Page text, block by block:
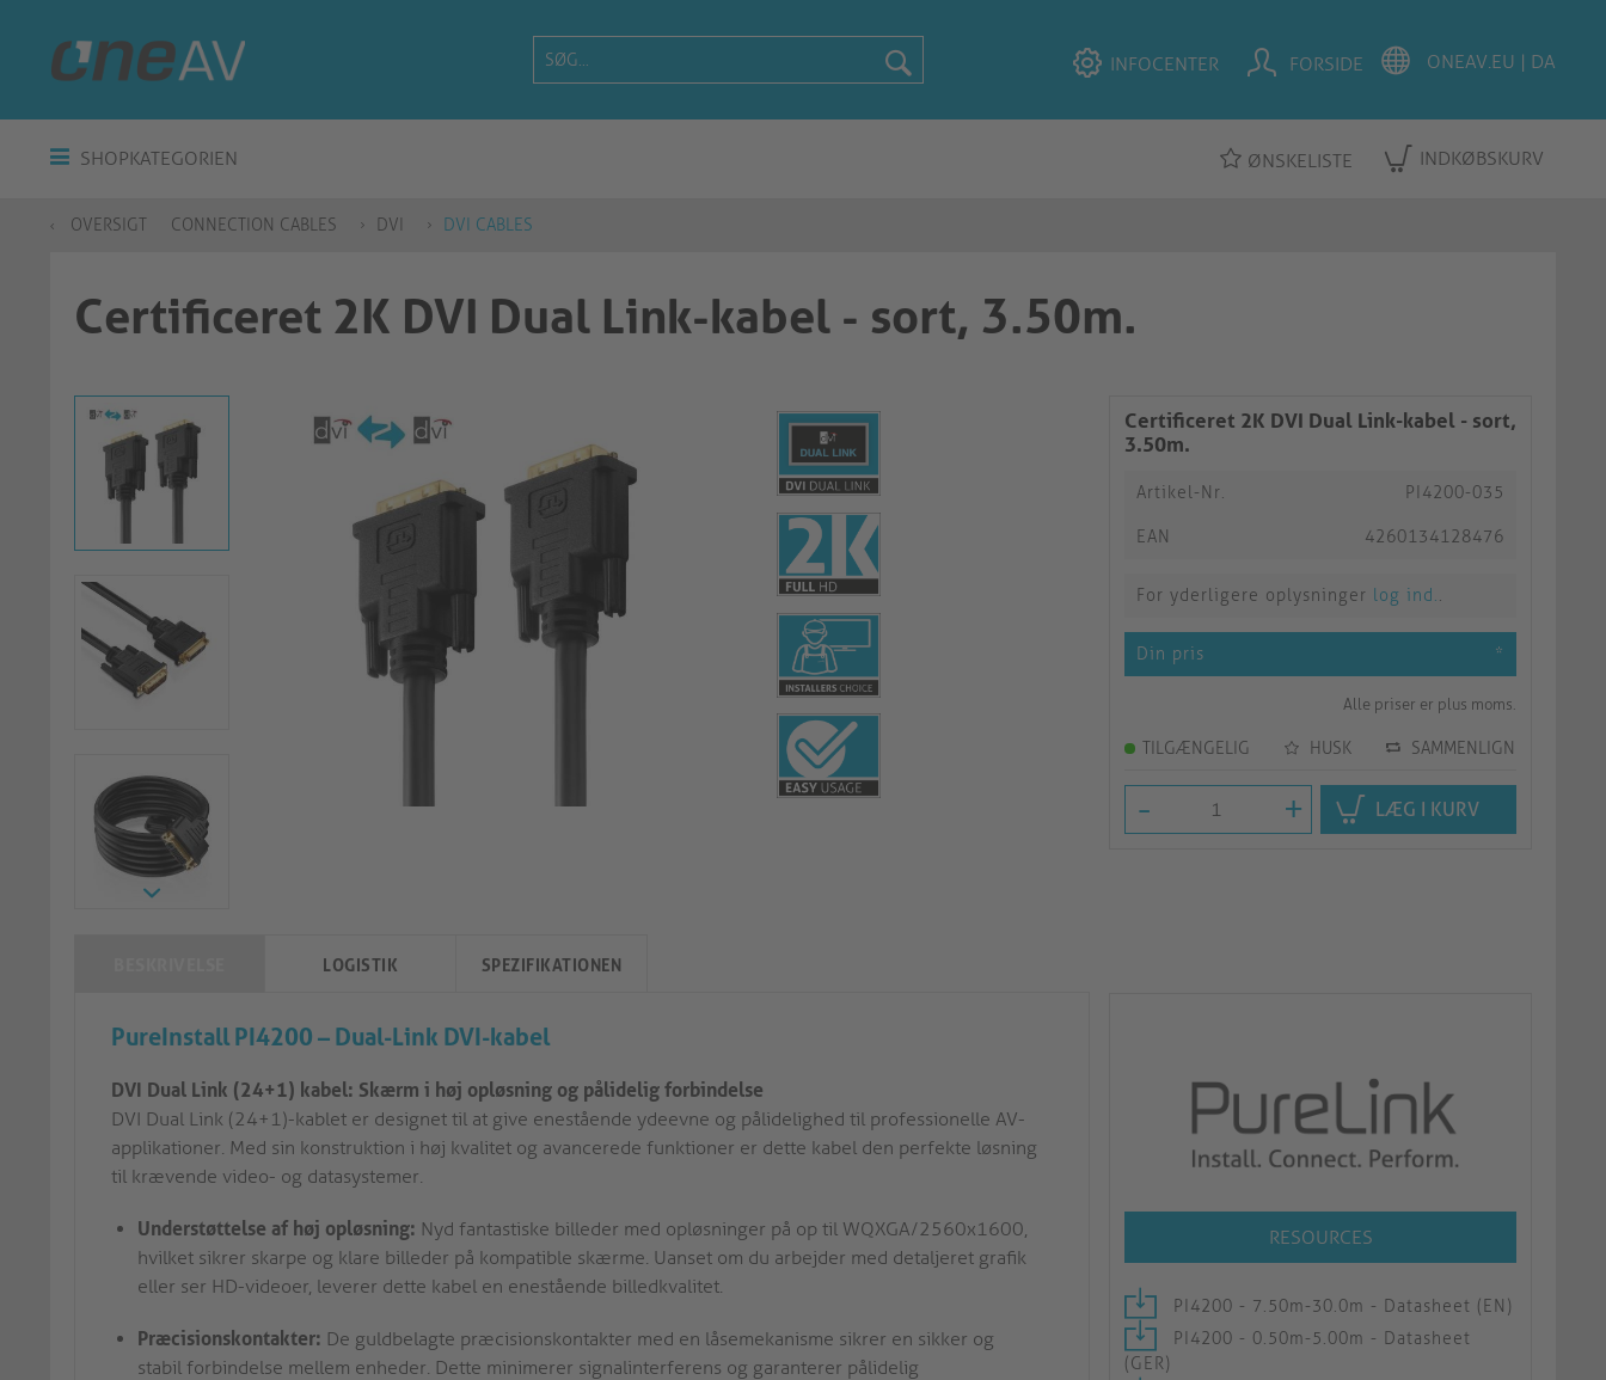
INFOCENTER FORSIDE
SHOPKATEGORIEN ØNSKELISTE INDKØBSKURV
OVERSIGT CONNECTION CABLES DVI DVI CABLES
Certificeret 2K DVI Dual Link-kabel - sort, 3.50m.
Certificeret 2K DVI Dual Link-kabel - sort,
3.50m.
Artikel-Nr. PI4200-035
EAN 4260134128476
For yderligere oplysninger log ind..
Din pris *
Alle priser er plus moms.
TILGÆNGELIG HUSK SAMMENLIGN
- + LÆG I KURV
RESOURCES
PI4200 - 7.50m-30.0m - Datasheet (EN)
PI4200 - 0.50m-5.00m - Datasheet
(GER)
LOGISTIK SPEZIFIKATIONEN
PureInstall PI4200 – Dual-Link DVI-kabel
DVI Dual Link (24+1) kabel: Skærm i høj opløsning og pålidelig forbindelse
DVI Dual Link (24+1)-kablet er designet til at give enestående ydeevne og pålidelighed til professionelle AV-
applikationer. Med sin konstruktion i høj kvalitet og avancerede funktioner er dette kabel den perfekte løsning
til krævende video- og datasystemer.
Understøttelse af høj opløsning: Nyd fantastiske billeder med opløsninger på op til WQXGA/2560x1600,
hvilket sikrer skarpe og klare billeder på kompatible skærme. Uanset om du arbejder med detaljeret grafik
eller ser HD-videoer, leverer dette kabel en enestående billedkvalitet.
Præcisionskontakter: De guldbelagte præcisionskontakter med en låsemekanisme sikrer en sikker og
stabil forbindelse mellem enheder. Dette minimerer signalinterferens og garanterer pålidelig